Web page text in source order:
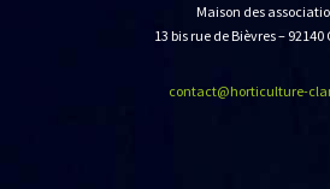
Maison des
13 bis rue de Bièvres – 92140
contact@horticulture-